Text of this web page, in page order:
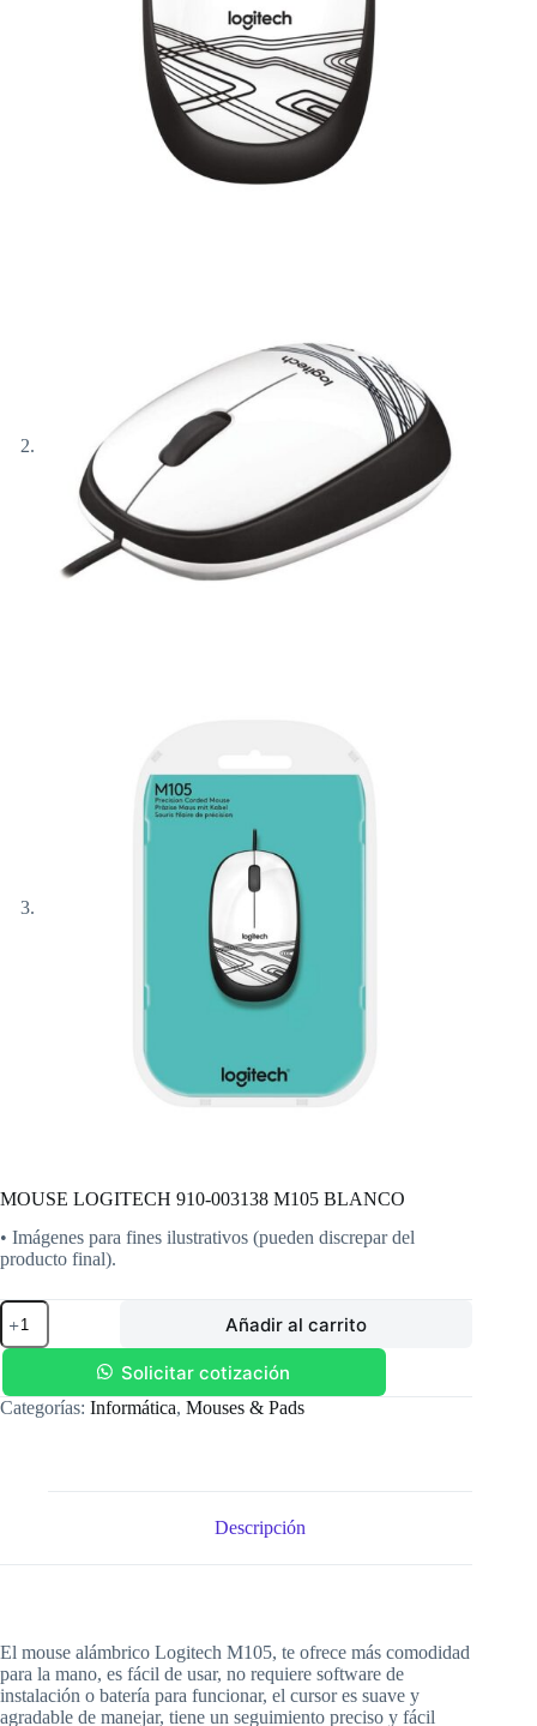
MOUSE LOGITECH 910-003138 M105 BLANCO
• Imágenes para fines ilustrativos (pueden discrepar del
producto final).
MOUSE
LOGITECH
910-
M105
BLANCO
Añadir al carrito
Solicitar cotización
Categorías: Informática, Mouses & Pads
Descripción
El mouse alámbrico Logitech M105, te ofrece más comodidad
para la mano, es fácil de usar, no requiere software de
instalación o batería para funcionar, el cursor es suave y
agradable de manejar, tiene un seguimiento preciso y fácil